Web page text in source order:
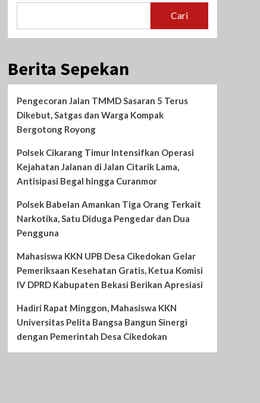
Cari
Berita Sepekan
Pengecoran Jalan TMMD Sasaran 5 Terus
Dikebut, Satgas dan Warga Kompak
Bergotong Royong
Polsek Cikarang Timur Intensifkan Operasi
Kejahatan Jalanan di Jalan Citarik Lama,
Antisipasi Begal hingga Curanmor
Polsek Babelan Amankan Tiga Orang Terkait
Narkotika, Satu Diduga Pengedar dan Dua
Pengguna
Mahasiswa KKN UPB Desa Cikedokan Gelar
Pemeriksaan Kesehatan Gratis, Ketua Komisi
IV DPRD Kabupaten Bekasi Berikan Apresiasi
Hadiri Rapat Minggon, Mahasiswa KKN
Universitas Pelita Bangsa Bangun Sinergi
dengan Pemerintah Desa Cikedokan